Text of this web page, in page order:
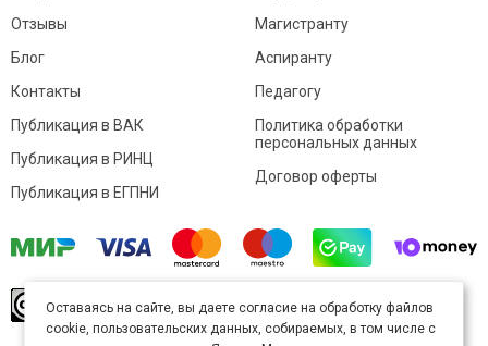
Отзывы
Блог
Контакты
Магистранту
Аспиранту
Педагогу
Публикация в ВАК
Публикация в РИНЦ
Публикация в ЕГПНИ
Политика обработки
персональных данных
Договор оферты
произведение доступно полицензии Creative
Commons «Attribution» («Атрибуция») 4.0
Оставаясь на сайте, вы даете согласие на обработку файлов
cookie, пользовательских данных, собираемых, в том числе с